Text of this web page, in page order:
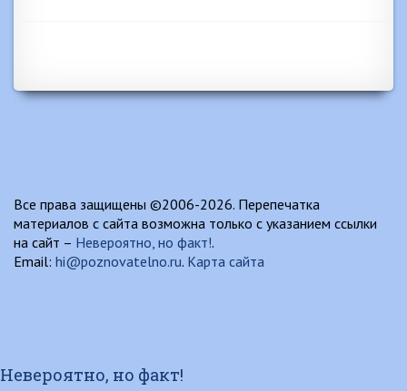
Все права защищены ©2006-2026. Перепечатка
материалов с сайта возможна только с указанием ссылки
на сайт – Невероятно, но факт!.
Email: hi@poznovatelno.ru. Карта сайта
Невероятно, но факт!